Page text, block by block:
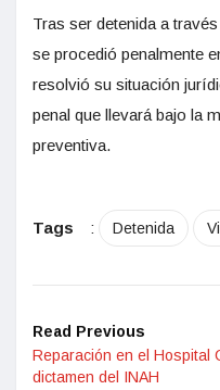
Tras ser detenida a
se procedió penalmente
resolvió su situación
penal que llevará bajo la
preventiva.
Tags : Detenida
Read Previous
Reparación en el Hospital
dictamen del INAH